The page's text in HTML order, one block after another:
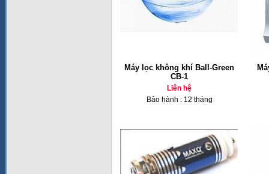
Máy lọc không khí Ball-Green
CB-1
Liên hệ
Bảo hành : 12 tháng